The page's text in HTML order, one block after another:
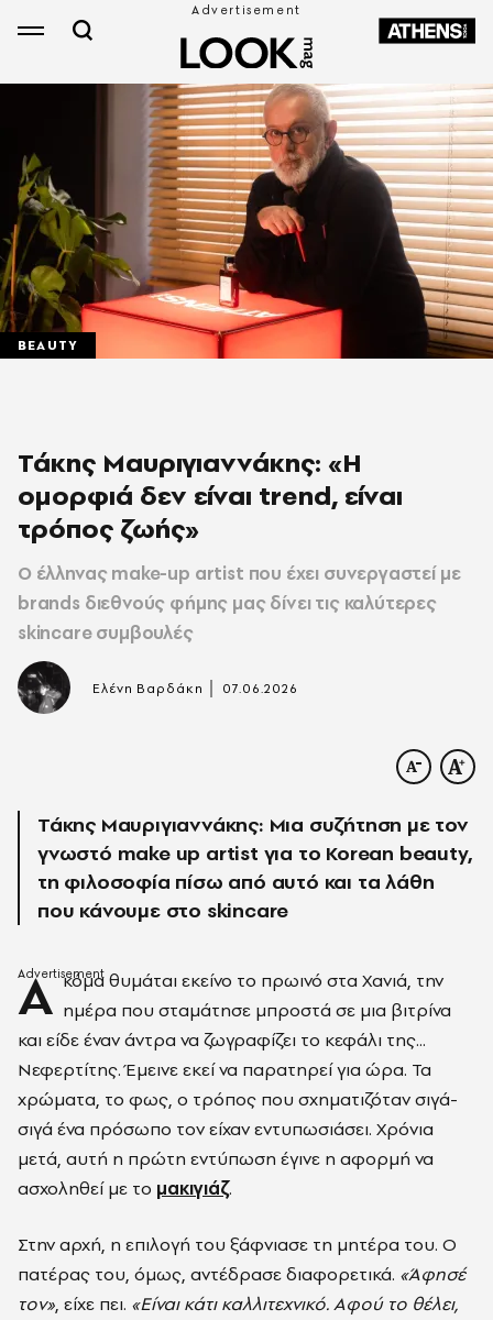
BEAUTY
Τάκης Μαυριγιαννάκης: «Η
ομορφιά δεν είναι trend, είναι
τρόπος ζωής»
Ο έλληνας make-up artist που έχει συνεργαστεί με
brands διεθνούς φήμης μας δίνει τις καλύτερες
skincare συμβουλές
Ελένη Βαρδάκη 07.06.2026
Τάκης Μαυριγιαννάκης: Μια συζήτηση με τον
γνωστό make up artist για το Korean beauty,
τη φιλοσοφία πίσω από αυτό και τα λάθη
που κάνουμε στο skincare
Α κόμα θυμάται εκείνο το πρωινό στα Χανιά, την
ημέρα που σταμάτησε μπροστά σε μια βιτρίνα
και είδε έναν άντρα να ζωγραφίζει το κεφάλι της...
Νεφερτίτης. Έμεινε εκεί να παρατηρεί για ώρα. Τα
χρώματα, το φως, ο τρόπος που σχηματιζόταν σιγά-
σιγά ένα πρόσωπο τον είχαν εντυπωσιάσει. Χρόνια
μετά, αυτή η πρώτη εντύπωση έγινε η αφορμή να
ασχοληθεί με το μακιγιάζ.
Στην αρχή, η επιλογή του ξάφνιασε τη μητέρα του. Ο
πατέρας του, όμως, αντέδρασε διαφορετικά. «Άφησέ
τον», είχε πει. «Είναι κάτι καλλιτεχνικό. Αφού το θέλει,